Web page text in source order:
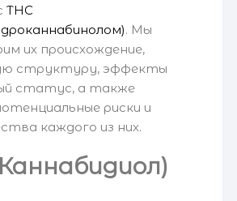
THC
. Мы
их происхождение,
структуру, эффекты
статус, а также
риски и
каждого из них.